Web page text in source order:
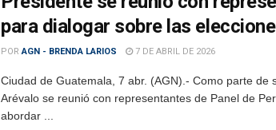
para dialogar sobre las
POR AGN - BRENDA LARIOS 7 DE ABRIL DE 2026
Ciudad de Guatemala, 7 abr. (AGN).- Como parte
Arévalo se reunió con representantes de Panel de
abordar ...